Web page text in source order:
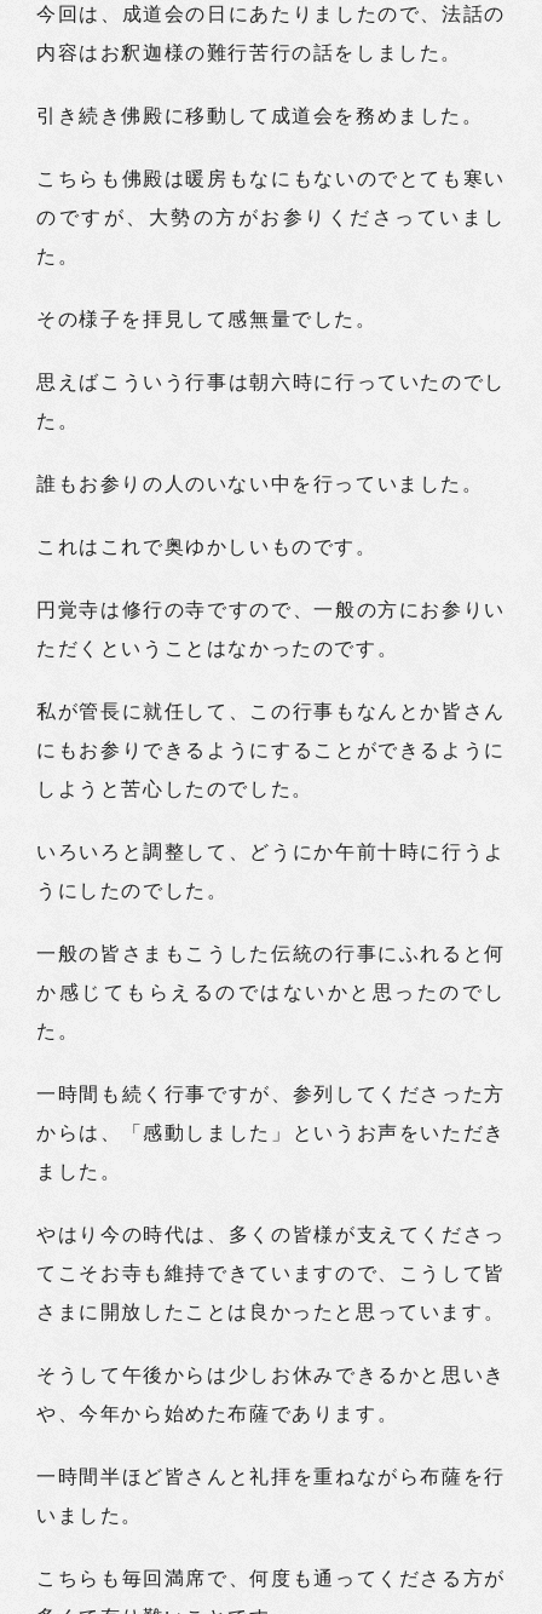
今回は、成道会の日にあたりましたので、法話の
内容はお釈迦様の難行苦行の話をしました。
引き続き佛殿に移動して成道会を務めました。
こちらも佛殿は暖房もなにもないのでとても寒い
のですが、大勢の方がお参りくださっていまし
た。
その様子を拝見して感無量でした。
思えばこういう行事は朝六時に行っていたのでし
た。
誰もお参りの人のいない中を行っていました。
これはこれで奥ゆかしいものです。
円覚寺は修行の寺ですので、一般の方にお参りい
ただくということはなかったのです。
私が管長に就任して、この行事もなんとか皆さん
にもお参りできるようにすることができるように
しようと苦心したのでした。
いろいろと調整して、どうにか午前十時に行うよ
うにしたのでした。
一般の皆さまもこうした伝統の行事にふれると何
か感じてもらえるのではないかと思ったのでし
た。
一時間も続く行事ですが、参列してくださった方
からは、「感動しました」というお声をいただき
ました。
やはり今の時代は、多くの皆様が支えてくださっ
てこそお寺も維持できていますので、こうして皆
さまに開放したことは良かったと思っています。
そうして午後からは少しお休みできるかと思いき
や、今年から始めた布薩であります。
一時間半ほど皆さんと礼拝を重ねながら布薩を行
いました。
こちらも毎回満席で、何度も通ってくださる方が